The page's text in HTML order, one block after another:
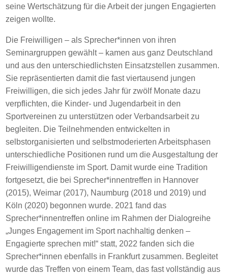
seine Wertschätzung für die Arbeit der jungen Engagierten
zeigen wollte.
Die Freiwilligen – als Sprecher*innen von ihren
Seminargruppen gewählt – kamen aus ganz Deutschland
und aus den unterschiedlichsten Einsatzstellen zusammen.
Sie repräsentierten damit die fast viertausend jungen
Freiwilligen, die sich jedes Jahr für zwölf Monate dazu
verpflichten, die Kinder- und Jugendarbeit in den
Sportvereinen zu unterstützen oder Verbandsarbeit zu
begleiten. Die Teilnehmenden entwickelten in
selbstorganisierten und selbstmoderierten Arbeitsphasen
unterschiedliche Positionen rund um die Ausgestaltung der
Freiwilligendienste im Sport. Damit wurde eine Tradition
fortgesetzt, die bei Sprecher*innentreffen in Hannover
(2015), Weimar (2017), Naumburg (2018 und 2019) und
Köln (2020) begonnen wurde. 2021 fand das
Sprecher*innentreffen online im Rahmen der Dialogreihe
„Junges Engagement im Sport nachhaltig denken –
Engagierte sprechen mit!“ statt, 2022 fanden sich die
Sprecher*innen ebenfalls in Frankfurt zusammen. Begleitet
wurde das Treffen von einem Team, das fast vollständig aus